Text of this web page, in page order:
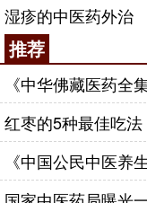
湿疹的中医药外治
推荐
《中华佛藏医药全
红枣的5种最佳吃法
《中国公民中医养